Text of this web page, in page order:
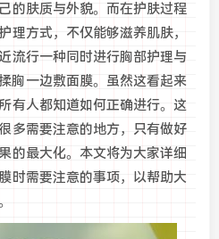
的肤质与外貌。而在护肤过程
理方式，不仅能够滋养肌肤，
流行一种同时进行胸部护理与
一边敷面膜。虽然这看起来
有人都知道如何正确进行。这
多需要注意的地方，只有做好
的最大化。本文将为大家详细
时需要注意的事项，以帮助大